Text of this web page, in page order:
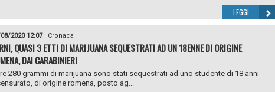
LEGGI
2020 12:07| Cronaca
QUASI 3 ETTI DI MARIJUANA SEQUESTRATI AD UN 18ENNE DI ORIGINE
DAI CARABINIERI
280 grammi di marijuana sono stati sequestrati ad uno studente di 18 anni
di origine romena, posto ag...